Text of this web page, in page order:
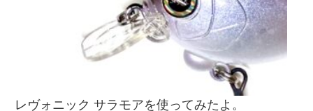
レヴォニック サラモアを使ってみたよ。